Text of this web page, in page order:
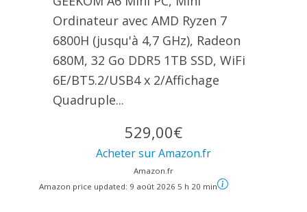
Ordinateur avec AMD Ryzen 7
6800H (jusqu'à 4,7 GHz), Radeon
680M, 32 Go DDR5 1TB SSD, WiFi
6E/BT5.2/USB4 x 2/Affichage
Quadruple...
529,00€
Acheter sur Amazon.fr
Amazon.fr
Amazon price updated: 9 août 2026 5 h 20 min